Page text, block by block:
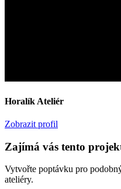
Horalík Ateliér
Zobrazit profil
Zajímá vás tento
Vytvořte poptávku pro
ateliéry.